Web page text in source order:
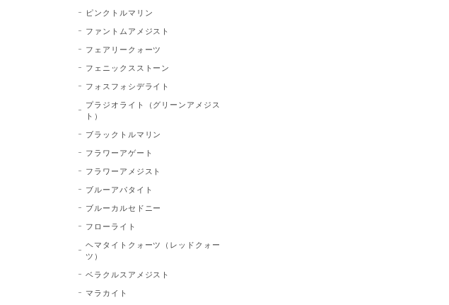
ピンクトルマリン
ファントムアメジスト
フェアリークォーツ
フェニックスストーン
フォスフォシデライト
プラジオライト（グリーンアメジス
ト）
ブラックトルマリン
フラワーアゲート
フラワーアメジスト
ブルーアパタイト
ブルーカルセドニー
フローライト
ヘマタイトクォーツ（レッドクォー
ツ）
ベラクルスアメジスト
マラカイト